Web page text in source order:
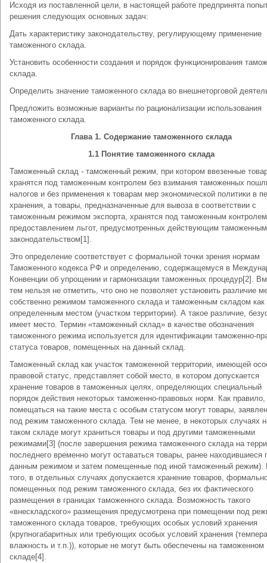
Исходя из поставленной цели, в настоящей работе предпринята
решения следующих основных задач:
Дать характеристику законодательству, регулирующему применение
таможенного склада.
Установить особенности создания и порядок функционирования
склада.
Определить значение таможенного склада во внешнеторговой
Предложить возможные варианты по рационализации использования
таможенного склада.
Глава 1. Содержание таможенного склада
1.1 Понятие таможенного склада
Таможенный склад - таможенный режим, при котором ввезенные
хранятся под таможенным контролем без взимания таможенных
налогов и без применения к товарам мер экономической политики в
хранения, а товары, предназначенные для вывоза в соответствии с
таможенным режимом экспорта, хранятся под таможенным
предоставлением льгот, предусмотренных действующим таможенным
законодательством[1].
Это определение соответствует с формальной точки зрения нормам
Таможенного кодекса РФ и определению, содержащемуся в
Конвенции об упрощении и гармонизации таможенных процедур[2].
тем нельзя не отметить, что оно не позволяет установить различие
собственно режимом таможенного склада и таможенным складом как
определенным местом (участком территории). А такое различие,
имеет место. Термин «таможенный склад» в качестве обозначения
таможенного режима используется для идентификации таможенно-
статуса товаров, помещенных на данный склад.
Таможенный склад как участок таможенной территории, имеющей
правовой статус, представляет собой место, в котором допускается
хранение товаров в таможенных целях, определяющих специальный
порядок действия некоторых таможенно-правовых норм. Как правило,
помещаться на такие места с особым статусом могут товары,
под режим таможенного склада. Тем не менее, в некоторых случаях
таком складе могут храниться товары и под другими таможенными
режимами[3] (после завершения режима таможенного склада на
последнего временно могут оставаться товары, ранее находившиеся
данным режимом и затем помещенные под иной таможенный режим).
того, в отдельных случаях допускается хранение товаров,
помещенных под режим таможенного склада, без их фактического
размещения в границах таможенного склада. Возможность такого
«внескладского» размещения предусмотрена при помещении под
таможенного склада товаров, требующих особых условий хранения
(крупногабаритных или требующих особых условий хранения
влажность и т.п.)), которые не могут быть обеспечены на таможенном
складе[4].